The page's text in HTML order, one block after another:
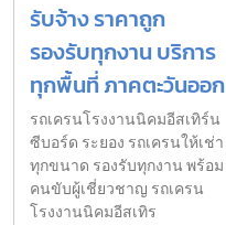
รับจ้าง ราคาถูก
รองรับทุกงาน บริการ
ทุกพื้นที่ ภาคตะวันออก
รถเครนโรงงานนิคมอีสเทิร์น
ซีบอร์ด ระยอง รถเครนให้เช่า
ทุกขนาด รองรับทุกงาน พร้อม
คนขับผู้เชี่ยวชาญ รถเครน
โรงงานนิคมอีสเทิร